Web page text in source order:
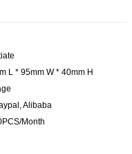
L * 95mm W * 40mm H
Alibaba
Month